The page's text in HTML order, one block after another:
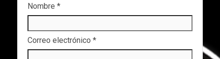
Nombre *
Correo electrónico *